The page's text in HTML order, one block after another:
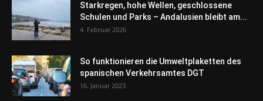
Starkregen, hohe Wellen, geschlossene
Schulen und Parks – Andalusien bleibt am...
4. Februar 2026
So funktionieren die Umweltplaketten des
spanischen Verkehrsamtes DGT
16. Januar 2023